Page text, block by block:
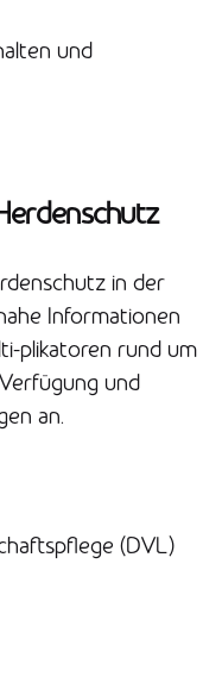
und
in der
Informationen
plikatoren rund um
und
an.
(DVL)